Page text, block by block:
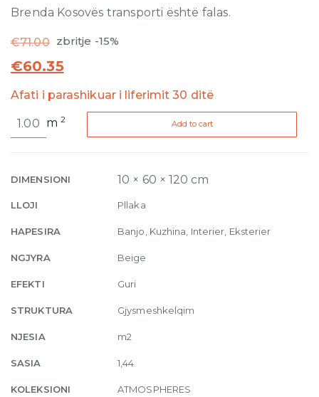
Brenda Kosovës transporti është falas.
€71.00 zbritje -15%
€60.35
Afati i parashikuar i liferimit 30 ditë
de
Patine
60
x
quantity
m2 Add to cart
DIMENSIONI 10 × 60 × 120 cm
LLOJI Pllaka
HAPESIRA Banjo, Kuzhina, Interier, Eksterier
NGJYRA Beige
EFEKTI Guri
STRUKTURA Gjysmeshkelqim
NJESIA m2
SASIA 1,44
KOLEKSIONI ATMOSPHERES